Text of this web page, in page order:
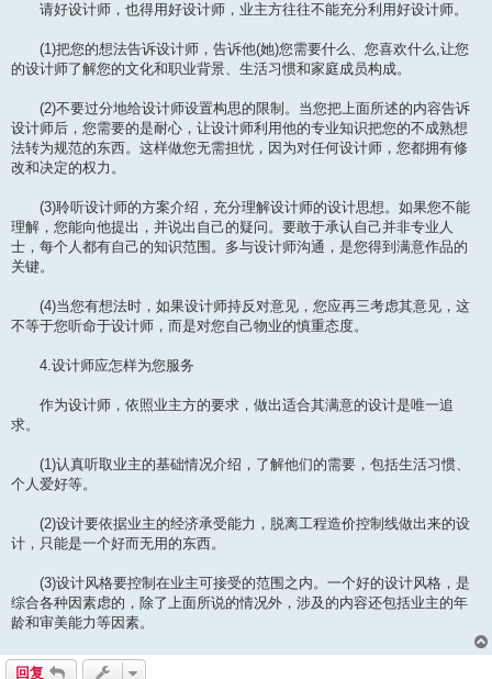
请好设计师，也得用好设计师，业主方往往不能充分利用好设计师。
(1)把您的想法告诉设计师，告诉他(她)您需要什么、您喜欢什么,让您
的设计师了解您的文化和职业背景、生活习惯和家庭成员构成。
(2)不要过分地给设计师设置构思的限制。当您把上面所述的内容告诉
设计师后，您需要的是耐心，让设计师利用他的专业知识把您的不成熟想
法转为规范的东西。这样做您无需担忧，因为对任何设计师，您都拥有修
改和决定的权力。
(3)聆听设计师的方案介绍，充分理解设计师的设计思想。如果您不能
理解，您能向他提出，并说出自己的疑问。要敢于承认自己并非专业人
士，每个人都有自己的知识范围。多与设计师沟通，是您得到满意作品的
关键。
(4)当您有想法时，如果设计师持反对意见，您应再三考虑其意见，这
不等于您听命于设计师，而是对您自己物业的慎重态度。
4.设计师应怎样为您服务
作为设计师，依照业主方的要求，做出适合其满意的设计是唯一追
求。
(1)认真听取业主的基础情况介绍，了解他们的需要，包括生活习惯、
个人爱好等。
(2)设计要依据业主的经济承受能力，脱离工程造价控制线做出来的设
计，只能是一个好而无用的东西。
(3)设计风格要控制在业主可接受的范围之内。一个好的设计风格，是
综合各种因素虑的，除了上面所说的情况外，涉及的内容还包括业主的年
龄和审美能力等因素。
回复